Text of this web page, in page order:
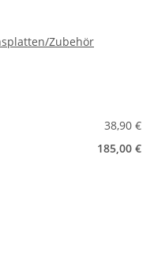
Zubehör
38,90 €
185,00 €